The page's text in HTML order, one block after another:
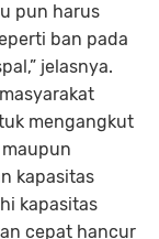
pun harus
ban pada
jelasnya.
mengangkut
kapasitas
kapasitas
cepat hancur